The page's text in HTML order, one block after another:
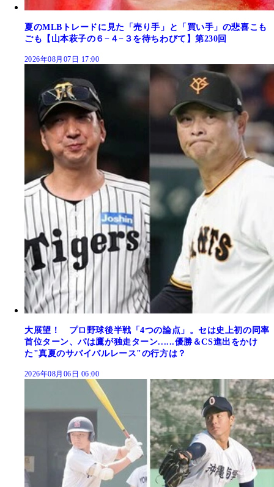
夏のMLBトレードに見た「売り手」と「買い手」の悲喜こも
ごも【山本萩子の６−４−３を待ちわびて】第230回
2026年08月07日 17:00
大展望！ プロ野球後半戦「4つの論点」。セは史上初の同率
首位ターン、パは鷹が独走ターン......優勝＆CS進出をかけ
た"真夏のサバイバルレース"の行方は？
2026年08月06日 06:00